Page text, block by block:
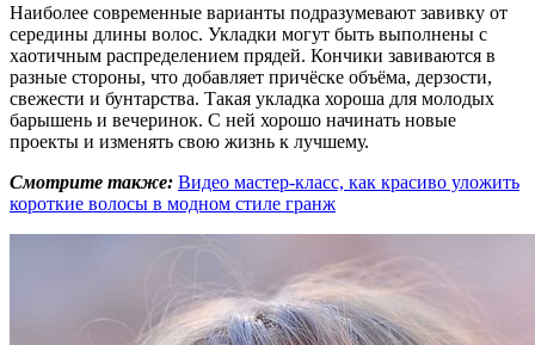
Наиболее современные варианты подразумевают завивку от
середины длины волос. Укладки могут быть выполнены с
хаотичным распределением прядей. Кончики завиваются в
разные стороны, что добавляет причёске объёма, дерзости,
свежести и бунтарства. Такая укладка хороша для молодых
барышень и вечеринок. С ней хорошо начинать новые
проекты и изменять свою жизнь к лучшему.
Смотрите также: Видео мастер-класс, как красиво уложить
короткие волосы в модном стиле гранж